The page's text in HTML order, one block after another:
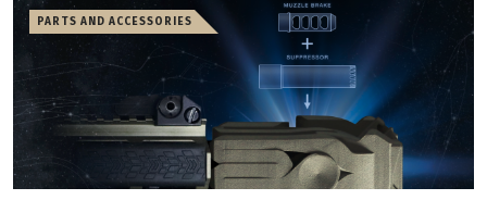
PARTS AND ACCESSORIES